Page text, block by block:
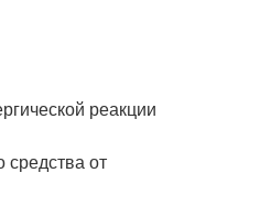
реакции
от